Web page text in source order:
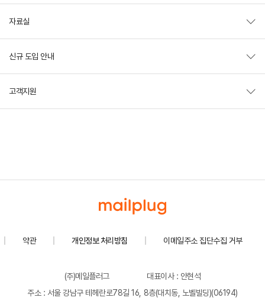
자료실
신규 도입 안내
고객지원
약관 개인정보 처리방침 이메일주소 집단수집 거부
(주)메일플러그
대표이사 : 안현석
주소 : 서울 강남구 테헤란로78길 16, 8층(대치동, 노벨빌딩)(06194)